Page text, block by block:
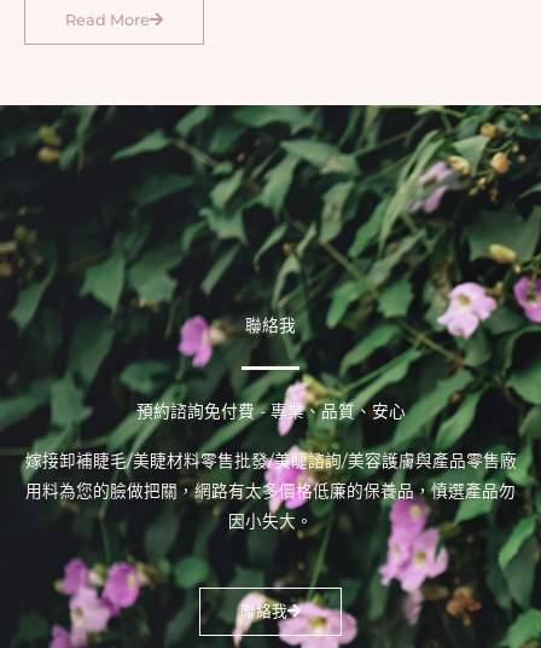
Read More
聯絡我
預約諮詢免付費 - 專業、品質、安心
嫁接卸補睫毛/美睫材料零售批發/美睫諮詢/美容護膚與產品零售廠
用料為您的臉做把關，網路有太多價格低廉的保養品，慎選產品勿
因小失大。
聯絡我